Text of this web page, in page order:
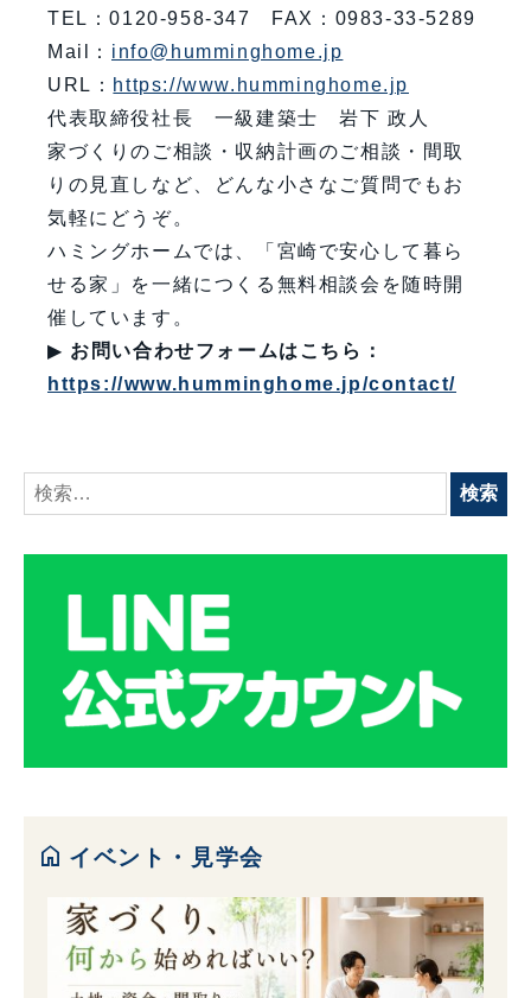
TEL：0120-958-347 FAX：0983-33-5289
Mail： info@humminghome.jp
URL： https://www.humminghome.jp
代表取締役社長 一級建築士 岩下 政人
家づくりのご相談・収納計画のご相談・間取
りの見直しなど、どんな小さなご質問でもお
気軽にどうぞ。
ハミングホームでは、「宮崎で安心して暮ら
せる家」を一緒につくる無料相談会を随時開
催しています。
▶ お問い合わせフォームはこちら：
https://www.humminghome.jp/contact/
検
索:
home イベント・見学会